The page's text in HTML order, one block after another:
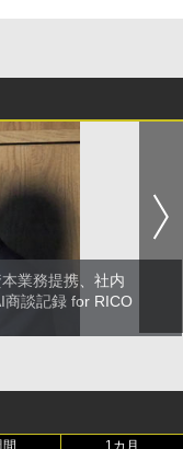
業務提携、社内
談記録 for RICO